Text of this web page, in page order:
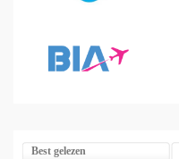
Best gelezen